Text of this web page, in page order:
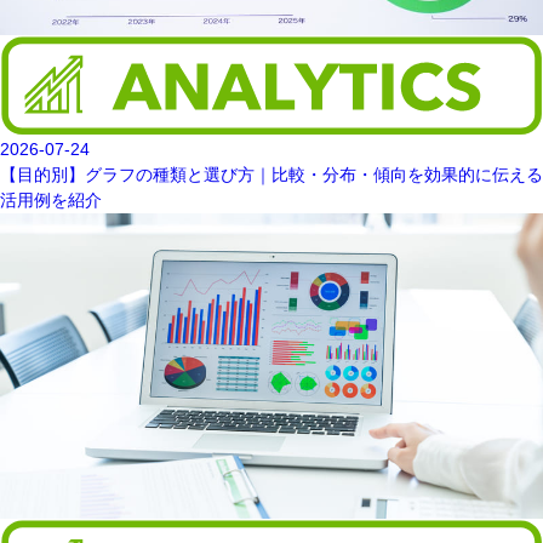
2026-07-24
【目的別】グラフの種類と選び方｜比較・分布・傾向を効果的に伝える
活用例を紹介